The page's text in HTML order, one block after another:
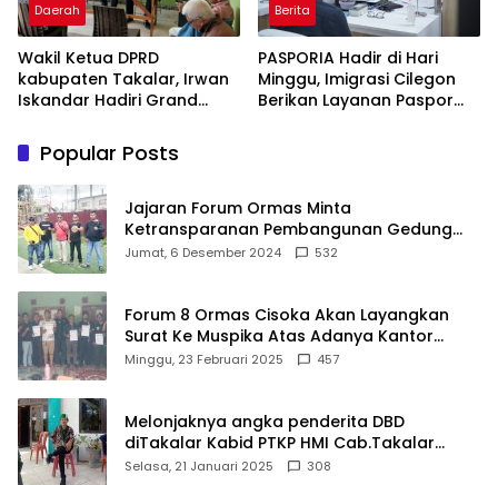
Daerah
Wakil Ketua DPRD
kabupaten Takalar, Irwan
Iskandar Hadiri Grand
Pertama di Takalar,
Melayani Terapis Gratis
untuk Pasien Dhuafa dan
umum.
Berita
PASPORIA Hadir di Hari
Minggu, Imigrasi Cilegon
Berikan Layanan Paspor
Popular Posts
Jajaran Forum Ormas Minta
Ketransparanan Pembangunan Gedung
Damkar Di Kecamatan Cisoka
Jumat, 6 Desember 2024 532
Forum 8 Ormas Cisoka Akan Layangkan
Surat Ke Muspika Atas Adanya Kantor
Matel di Cisoka
Minggu, 23 Februari 2025 457
Melonjaknya angka penderita DBD
diTakalar Kabid PTKP HMI Cab.Takalar
angkat bicara
Selasa, 21 Januari 2025 308